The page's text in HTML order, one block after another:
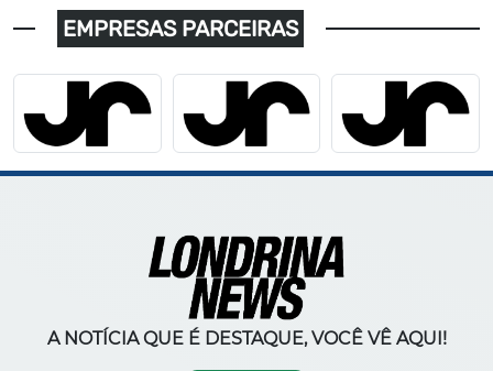
EMPRESAS PARCEIRAS
A NOTÍCIA QUE É DESTAQUE, VOCÊ VÊ AQUI!